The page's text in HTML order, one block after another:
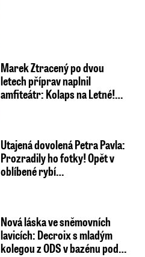
Marek Ztracený po dvou
letech příprav naplnil
amfiteátr: Kolaps na Letné!…
Utajená dovolená Petra Pavla:
Prozradily ho fotky! Opět v
oblíbené rybí…
Nová láska ve sněmovních
lavicích: Decroix s mladým
kolegou z ODS v bazénu pod…